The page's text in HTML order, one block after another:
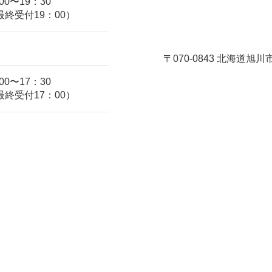
終受付19：00）
〜17：30
終受付17：00）
〒070-0843 北海道旭川